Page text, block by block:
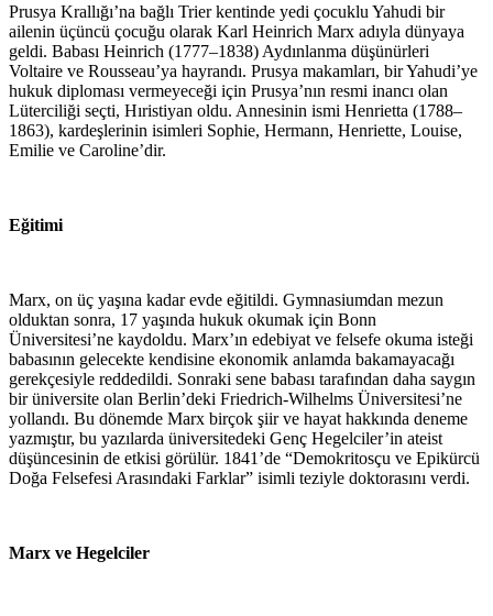
Prusya Krallığı’na bağlı Trier kentinde yedi çocuklu Yahudi bir
ailenin üçüncü çocuğu olarak Karl Heinrich Marx adıyla dünyaya
geldi. Babası Heinrich (1777–1838) Aydınlanma düşünürleri
Voltaire ve Rousseau’ya hayrandı. Prusya makamları, bir Yahudi’ye
hukuk diploması vermeyeceği için Prusya’nın resmi inancı olan
Lüterciliği seçti, Hıristiyan oldu. Annesinin ismi Henrietta (1788–
1863), kardeşlerinin isimleri Sophie, Hermann, Henriette, Louise,
Emilie ve Caroline’dir.
Eğitimi
Marx, on üç yaşına kadar evde eğitildi. Gymnasiumdan mezun
olduktan sonra, 17 yaşında hukuk okumak için Bonn
Üniversitesi’ne kaydoldu. Marx’ın edebiyat ve felsefe okuma isteği
babasının gelecekte kendisine ekonomik anlamda bakamayacağı
gerekçesiyle reddedildi. Sonraki sene babası tarafından daha saygın
bir üniversite olan Berlin’deki Friedrich-Wilhelms Üniversitesi’ne
yollandı. Bu dönemde Marx birçok şiir ve hayat hakkında deneme
yazmıştır, bu yazılarda üniversitedeki Genç Hegelciler’in ateist
düşüncesinin de etkisi görülür. 1841’de “Demokritosçu ve Epikürcü
Doğa Felsefesi Arasındaki Farklar” isimli teziyle doktorasını verdi.
Marx ve Hegelciler